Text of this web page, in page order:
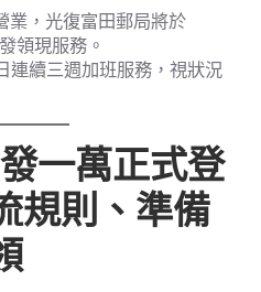
業，光復富田郵局將於
領現服務。
連續三週加班服務，視狀況
一萬正式登
規則、準備